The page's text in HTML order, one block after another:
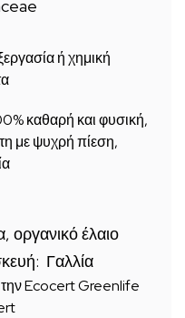
ή χημική
καθαρή και φυσική,
με ψυχρή πίεση,
οργανικό έλαιο
Γαλλία
Ecocert Greenlife